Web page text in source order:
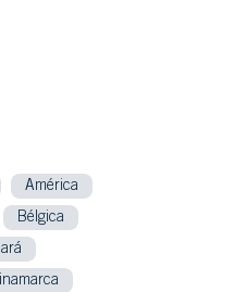
América
Bélgica